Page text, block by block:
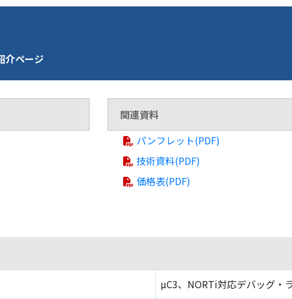
介ページ
関連資料
パンフレット(PDF)
技術資料(PDF)
価格表(PDF)
µC3、NORTi対応デバッグ・